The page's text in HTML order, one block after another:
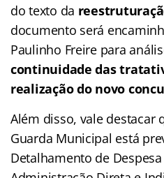
do texto da
documento será
Paulinho Freire para
continuidade das
realização do novo
Além disso, vale destacar
Guarda Municipal está
Detalhamento de Despesa